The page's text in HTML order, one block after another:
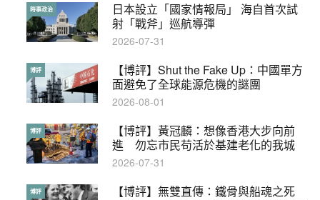
日本設立「國家情報局」 海自首次試
射「戰斧」巡航導彈
時事政治
2026-07-31
【博評】Shut the Fake Up：中國單方
面避免了全球能源危機的謎團
博評
2026-08-01
【博評】黃冠麟：想像香港大步向前
進 勿忘市民苟活於基建老化的我城
博評
2026-07-31
【博評】無雙直傳：鐵骨與船魂之死
博評
【輕百科】被抽中當陪審員能拒絕嗎？
輕百科
2017-10-17
【輕盤點】集會遊行陸續有來？一文盡
覽8月示威活動
輕盤點
2019-08-30
本港保護兒童法例雜亂互相矛盾家長易
墮法網
特稿
2019-05-21
【輕百科】甚麼按摩院要領牌？顧客涉
輕百科